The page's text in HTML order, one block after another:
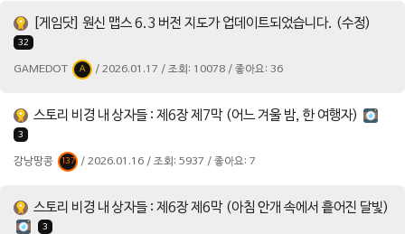
[게임닷] 원신 맵스 6.3 버전 지도가 업데이트되었습니다. (수정)
32
GAMEDOT A / 2026.01.17 / 조회: 10078 / 좋아요: 36
스토리 비경 내 상자들 : 제6장 제7막 (어느 겨울 밤, 한 여행자)
3
강낭땅콩 137 / 2026.01.16 / 조회: 5937 / 좋아요: 7
스토리 비경 내 상자들 : 제6장 제6막 (아침 안개 속에서 흩어진 달빛)
3